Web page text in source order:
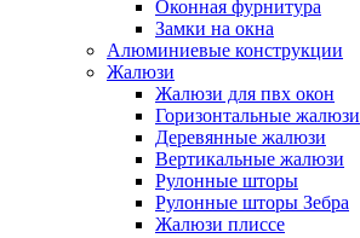
Оконная фурнитура
Замки на окна
Алюминиевые конструкции
Жалюзи
Жалюзи для пвх окон
Горизонтальные жалюзи
Деревянные жалюзи
Вертикальные жалюзи
Рулонные шторы
Рулонные шторы Зебра
Жалюзи плиссе